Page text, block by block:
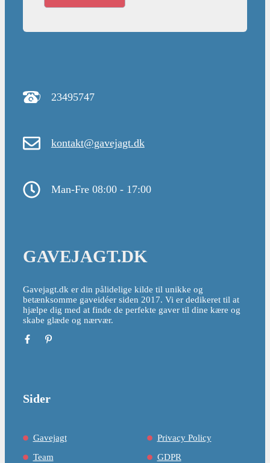
23495747
kontakt@gavejagt.dk
Man-Fre 08:00 - 17:00
GAVEJAGT.DK
Gavejagt.dk er din pålidelige kilde til unikke og
betænksomme gaveidéer siden 2017. Vi er dedikeret til at
hjælpe dig med at finde de perfekte gaver til dine kære og
skabe glæde og nærvær.
Sider
Gavejagt
Team
Privacy Policy
GDPR